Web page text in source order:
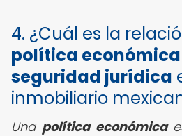
4. ¿Cuál es la
política económica
seguridad jurídica
inmobiliario
Una política económica